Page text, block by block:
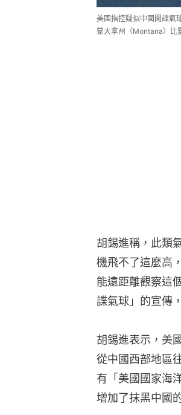
美國指控疑似中國間諜氣
蒙大拿州（Montana）比
胡錫進稱，此類
機飛不了這麼高
能遠距離觀察這
諜氣球」的宣傳
胡錫進表示，美
從中國西部地區
有「美國國家海
增加了抹黑中國